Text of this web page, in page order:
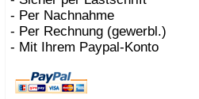
- Per Nachnahme
- Per Rechnung (gewerbl.)
- Mit Ihrem Paypal-Konto